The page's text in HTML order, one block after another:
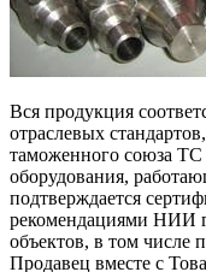
Вся продукция
отраслевых
таможенного союза ТС
оборудования,
подтверждается
рекомендациями НИИ
объектов, в том числе
Продавец вместе с